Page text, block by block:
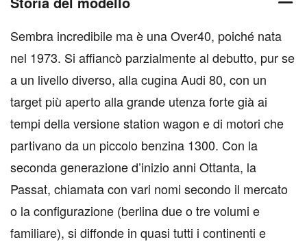
Sembra incredibile ma è una Over40, poiché nata
nel 1973. Si affiancò parzialmente al debutto, pur se
a un livello diverso, alla cugina Audi 80, con un
target più aperto alla grande utenza forte già ai
tempi della versione station wagon e di motori che
partivano da un piccolo benzina 1300. Con la
seconda generazione d’inizio anni Ottanta, la
Passat, chiamata con vari nomi secondo il mercato
o la configurazione (berlina due o tre volumi e
familiare), si diffonde in quasi tutti i continenti e